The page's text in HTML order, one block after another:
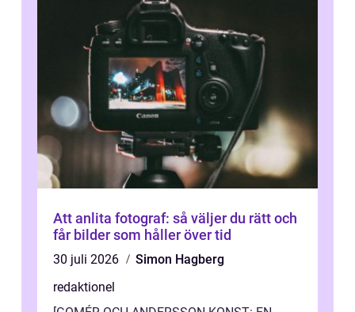
Att anlita fotograf: så väljer du rätt och
får bilder som håller över tid
30 juli 2026
Simon Hagberg
redaktionel